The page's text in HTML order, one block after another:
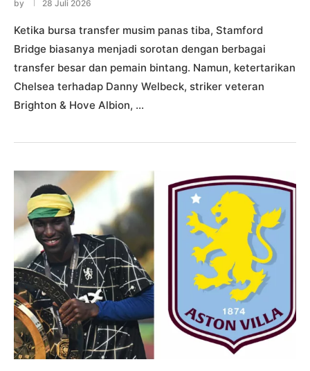
by 28 Juli 2026
Ketika bursa transfer musim panas tiba, Stamford
Bridge biasanya menjadi sorotan dengan berbagai
transfer besar dan pemain bintang. Namun, ketertarikan
Chelsea terhadap Danny Welbeck, striker veteran
Brighton & Hove Albion, …